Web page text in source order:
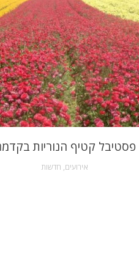
פסטיבל קטיף הנוריות
אירועים, חדשות